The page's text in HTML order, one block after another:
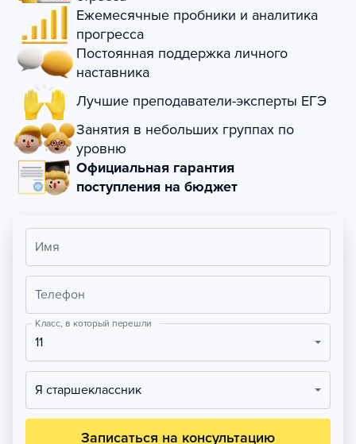
Ежемесячные пробники и аналитика
прогресса
Постоянная поддержка личного
наставника
Лучшие преподаватели-эксперты ЕГЭ
Занятия в небольших группах по
уровню
Официальная гарантия
поступления на бюджет
Имя
Телефон
Класс, в который перешли
11
Я старшеклассник
Записаться на консультацию